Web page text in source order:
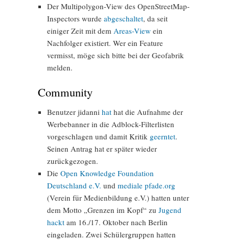
Der Multipolygon-View des OpenStreetMap-
Inspectors wurde abgeschaltet, da seit
einiger Zeit mit dem Areas-View ein
Nachfolger existiert. Wer ein Feature
vermisst, möge sich bitte bei der Geofabrik
melden.
Community
Benutzer jidanni hat hat die Aufnahme der
Werbebanner in die Adblock-Filterlisten
vorgeschlagen und damit Kritik geerntet.
Seinen Antrag hat er später wieder
zurückgezogen.
Die Open Knowledge Foundation
Deutschland e.V. und mediale pfade.org
(Verein für Medienbildung e.V.) hatten unter
dem Motto „Grenzen im Kopf“ zu Jugend
hackt am 16./17. Oktober nach Berlin
eingeladen. Zwei Schülergruppen hatten